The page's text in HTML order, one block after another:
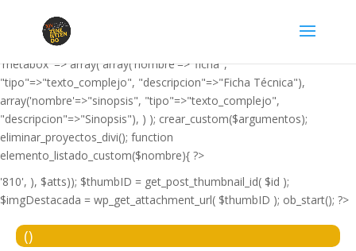
false, 'label' => 'Película', 'taxonomia_propia' =>
array('nombre'=>"tipo_pelicula", "descripcion"=>"Tipo de película"),
'metabox' => array( array('nombre'=>"ficha",
"tipo"=>"texto_complejo", "descripcion"=>"Ficha Técnica"),
array('nombre'=>"sinopsis", "tipo"=>"texto_complejo",
"descripcion"=>"Sinopsis"), ) ); crear_custom($argumentos);
eliminar_proyectos_divi(); function
elemento_listado_custom($nombre){ ?>
'810', ), $atts)); $thumbID = get_post_thumbnail_id( $id );
$imgDestacada = wp_get_attachment_url( $thumbID ); ob_start(); ?>
()